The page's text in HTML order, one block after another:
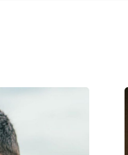
54 mm
Štvorcové